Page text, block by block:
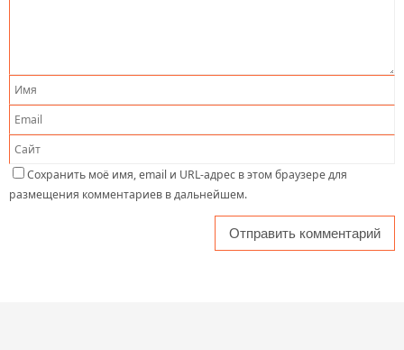
Сохранить моё имя, email и URL-адрес в этом браузере для
размещения комментариев в дальнейшем.